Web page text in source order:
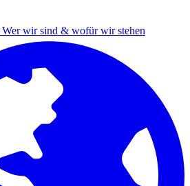
Wer wir sind & wofür wir stehen